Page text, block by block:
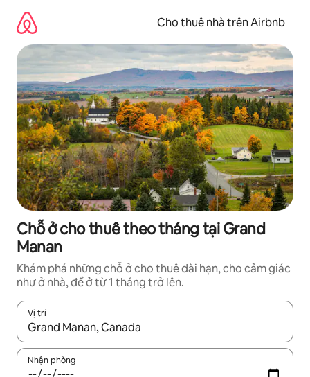
dung
Cho thuê nhà trên Airbnb
Chỗ ở cho thuê theo tháng tại Grand
Manan
Khám phá những chỗ ở cho thuê dài hạn, cho cảm giác
như ở nhà, để ở từ 1 tháng trở lên.
Vị trí
Khi có kết quả, hãy điều hướng bằng phím mũi tên lên và
Nhận phòng